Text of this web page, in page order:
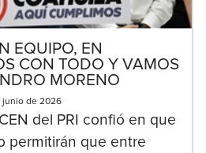
EQUIPO, EN
CON TODO Y VAMOS
MORENO
junio de 2026
del PRI confió en que
permitirán que entre